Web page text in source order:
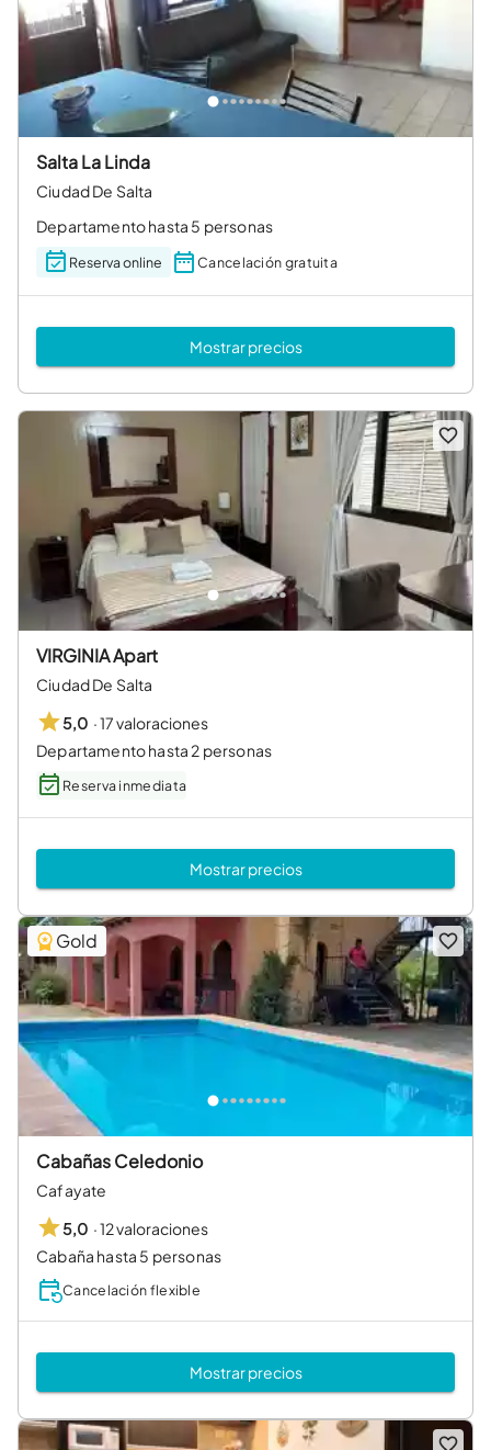
Salta La Linda
Ciudad De Salta
Departamento hasta 5 personas
Reserva online Cancelación gratuita
Mostrar precios
VIRGINIA Apart
Ciudad De Salta
5,0 ·17 valoraciones
Departamento hasta 2 personas
Reserva inmediata
Mostrar precios
Gold
Cabañas Celedonio
Cafayate
5,0 ·12 valoraciones
Cabaña hasta 5 personas
Cancelación flexible
Mostrar precios